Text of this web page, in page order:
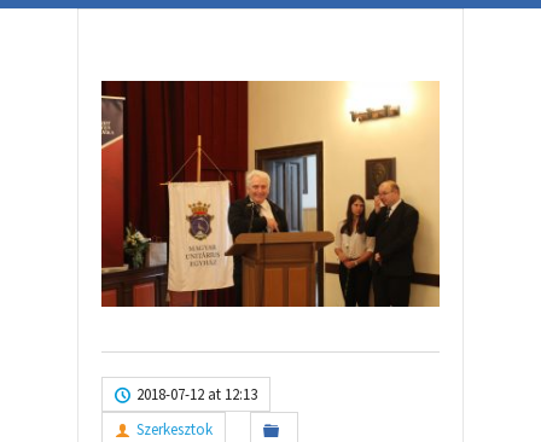
2018-07-12 at 12:13
Szerkesztok